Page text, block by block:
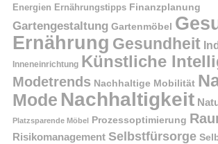
Energien Ernährungstipps Finanzplanung
Gartengestaltung Gartenmöbel
Ernährung Gesundheit
Inneneinrichtung Künstliche
Modetrends Nachhaltige Mobilität
Mode Nachhaltigkeit
Platzsparende Möbel Prozessoptimierung
Risikomanagement Selbstfürsorge